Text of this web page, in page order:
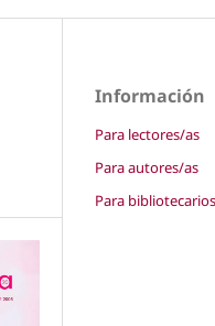
Información
Para lectores/as
Para autores/as
Para